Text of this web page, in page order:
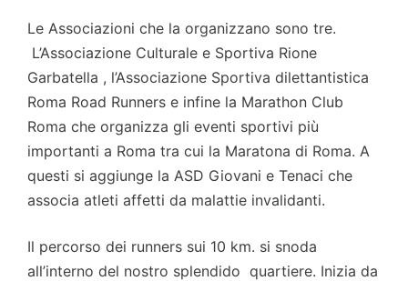
Le Associazioni che la organizzano sono tre.
L’Associazione Culturale e Sportiva Rione
Garbatella , l’Associazione Sportiva dilettantistica
Roma Road Runners e infine la Marathon Club
Roma che organizza gli eventi sportivi più
importanti a Roma tra cui la Maratona di Roma. A
questi si aggiunge la ASD Giovani e Tenaci che
associa atleti affetti da malattie invalidanti.
Il percorso dei runners sui 10 km. si snoda
all’interno del nostro splendido quartiere. Inizia da